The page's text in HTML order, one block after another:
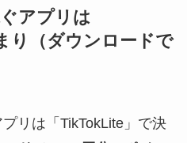
アプリは
り（ダウンロードで
リは「TikTokLite」で決